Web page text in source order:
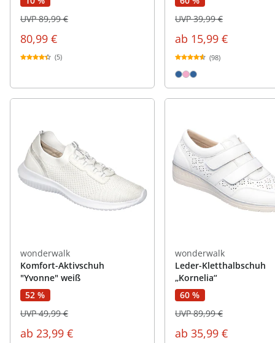
80,99 €
UVP 89,99 €
(5)
ab 15,99 €
UVP 39,99 €
(98)
wonderwalk
Komfort-Aktivschuh
"Yvonne" weiß
52 %
ab 23,99 €
UVP 49,99 €
wonderwalk
Leder-Kletthalbschuh
„Kornelia“
60 %
ab 35,99 €
UVP 89,99 €